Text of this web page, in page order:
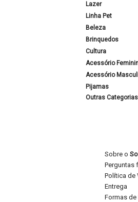
Lazer
Linha Pet
Beleza
Brinquedos
Cultura
Acessório
Acessório
Pijamas
Outras Categorias
Sobre o
Perguntas
Política de
Entrega
Formas de